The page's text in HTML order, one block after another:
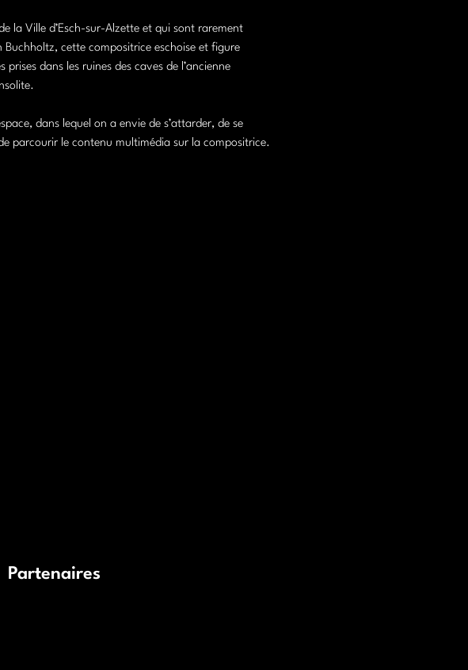
la Ville d’Esch-sur-Alzette et qui sont rarement
Buchholtz, cette compositrice eschoise et figure
dans les ruines des caves de l’ancienne
dans lequel on a envie de s’attarder, de se
parcourir le contenu multimédia sur la compositrice.
Partenaires